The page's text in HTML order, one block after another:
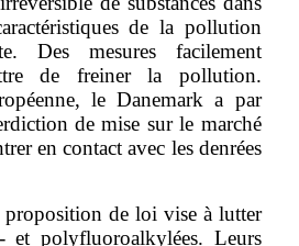
de la pollution
Des mesures facilement
de freiner la pollution.
le Danemark a par
de mise sur le marché
en contact avec les denrées
proposition de loi vise à lutter
et polyfluoroalkylées. Leurs